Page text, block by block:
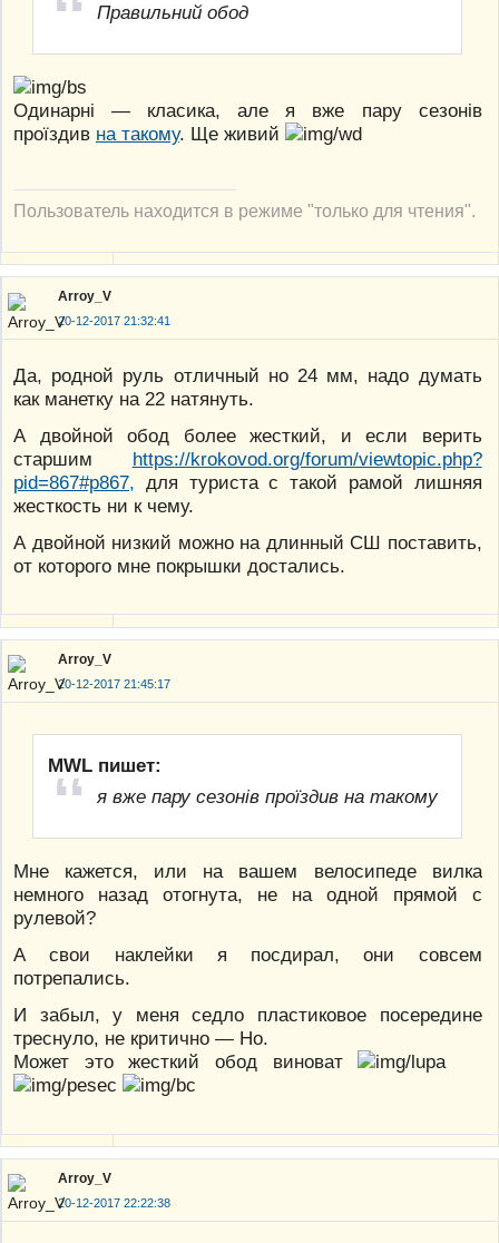
Правильний обод
Одинарні — класика, але я вже пару сезонів
проїздив на такому. Ще живий
Пользователь находится в режиме "только для чтения".
Arroy_V
20-12-2017 21:32:41
Да, родной руль отличный но 24 мм, надо думать
как манетку на 22 натянуть.
А двойной обод более жесткий, и если верить
старшим https://krokovod.org/forum/viewtopic.php?
pid=867#p867, для туриста с такой рамой лишняя
жесткость ни к чему.
А двойной низкий можно на длинный СШ поставить,
от которого мне покрышки достались.
Arroy_V
20-12-2017 21:45:17
MWL пишет:
я вже пару сезонів проїздив на такому
Мне кажется, или на вашем велосипеде вилка
немного назад отогнута, не на одной прямой с
рулевой?
А свои наклейки я посдирал, они совсем
потрепались.
И забыл, у меня седло пластиковое посередине
треснуло, не критично — Но.
Может это жесткий обод виноват
Arroy_V
20-12-2017 22:22:38